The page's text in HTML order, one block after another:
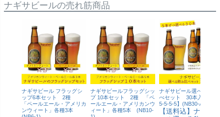
ナギサビールの売れ筋商品
ナギサビール フラッグシ
ップ6本セット 2種
「ペールエール・アメリカ
ンウィート」各種3本
ナギサビールフラッグシッ
プ 10本セット 2種 「ペ
ールエール・アメリカンウ
ィート」各種5本 (NB10-
ナギサビール選べる飲み
べセット 30本入り【5-
5-5-5-5】(NB30-A)
【送料込】ナギサ